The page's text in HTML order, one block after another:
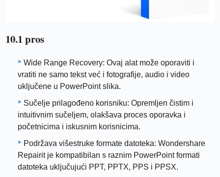
10.1 pros
Wide Range Recovery: Ovaj alat može oporaviti i
vratiti ne samo tekst već i fotografije, audio i video
uključene u PowerPoint slika.
Sučelje prilagođeno korisniku: Opremljen čistim i
intuitivnim sučeljem, olakšava proces oporavka i
početnicima i iskusnim korisnicima.
Podržava višestruke formate datoteka: Wondershare
Repairit je kompatibilan s raznim PowerPoint formati
datoteka uključujući PPT, PPTX, PPS i PPSX.